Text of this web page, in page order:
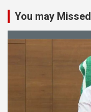
You may Missed